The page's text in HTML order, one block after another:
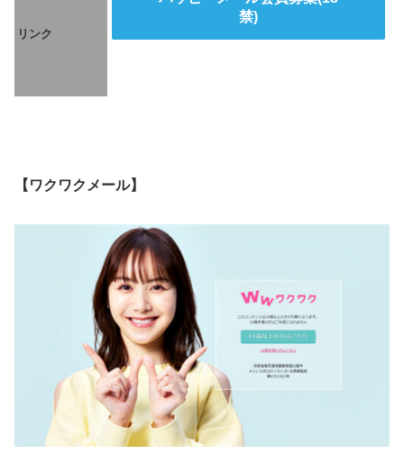
リンク
禁)
【ワクワクメール】